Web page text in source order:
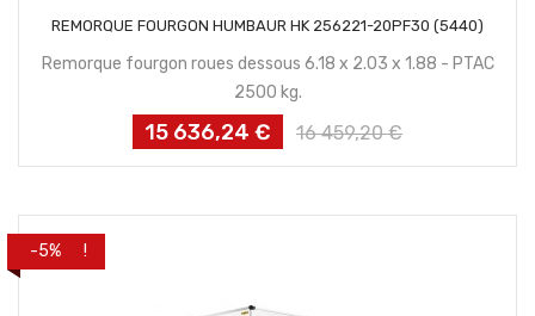
REMORQUE FOURGON HUMBAUR HK 256221-20PF30 (5440)
Remorque fourgon roues dessous 6.18 x 2.03 x 1.88 - PTAC
2500 kg.
Prix
15 636,24 €
Prix
16 459,20 €
PROMO !
-5%